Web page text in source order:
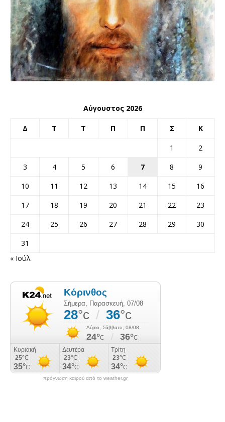
Αύγουστος 2026
Δ Τ Τ Π Π Σ Κ
1
2
3
4 5 6 7 8
9
10
11 12 13 14 15
16
17
18 19 20 21 22
23
24
25 26 27 28 29
30
31
« Ιούλ
πρόγνωση καιρού από το weather.gr